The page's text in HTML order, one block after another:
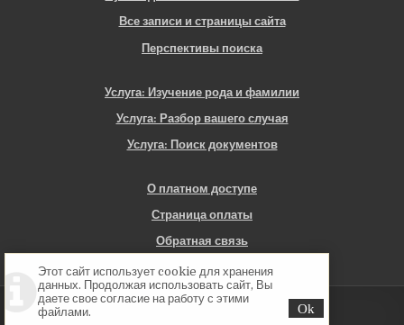
Все записи и страницы сайта
Перспективы поиска
Услуга: Изучение рода и фамилии
Услуга: Разбор вашего случая
Услуга: Поиск документов
О платном доступе
Страница оплаты
Обратная связь
Copyright © 2026 Севская Генеалогия
Этот сайт использует cookie для хранения
данных. Продолжая использовать сайт, Вы
даете свое согласие на работу с этими
файлами.